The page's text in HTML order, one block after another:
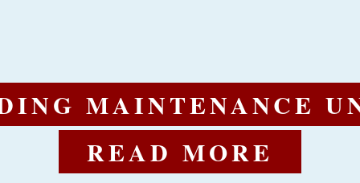
MAINTENANCE
READ MORE
READ MORE
MAINTENANCE
READ MORE
MAINTENANCE
READ MORE